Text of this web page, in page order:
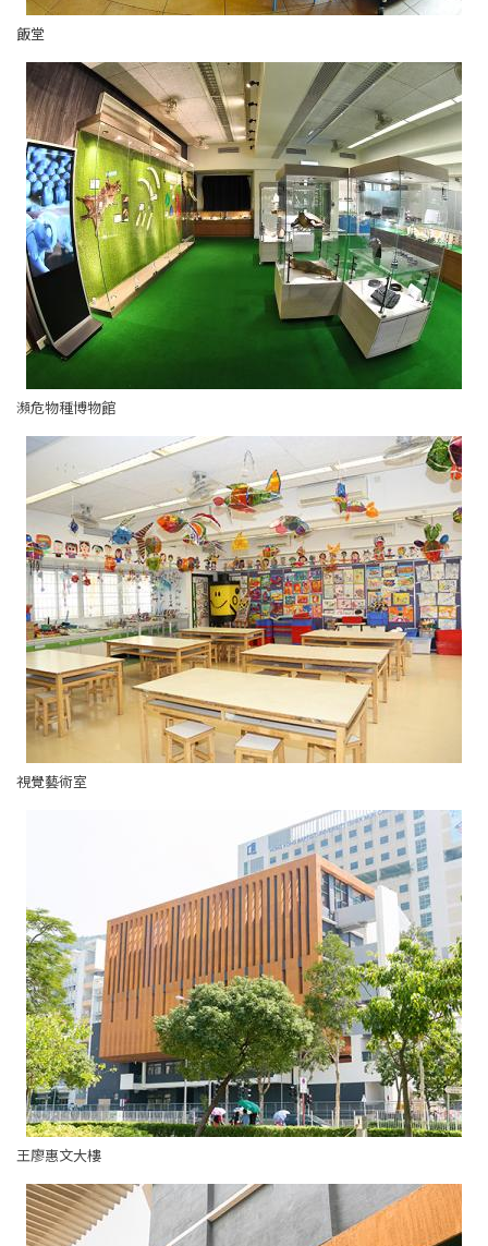
飯堂
瀕危物種博物館
視覺藝術室
王廖惠文大樓